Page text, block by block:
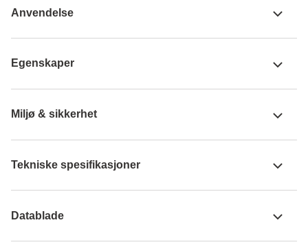
Anvendelse
Egenskaper
Miljø & sikkerhet
Tekniske spesifikasjoner
Datablade